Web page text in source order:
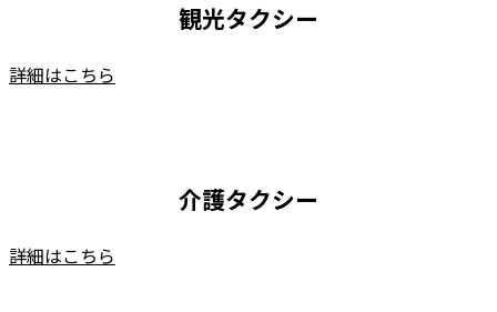
観光タクシー
詳細はこちら
介護タクシー
詳細はこちら